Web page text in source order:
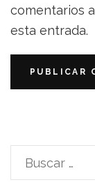
comentarios a
esta entrada.
Buscar: